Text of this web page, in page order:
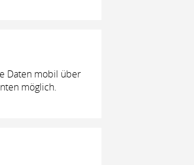
Daten mobil über
möglich.